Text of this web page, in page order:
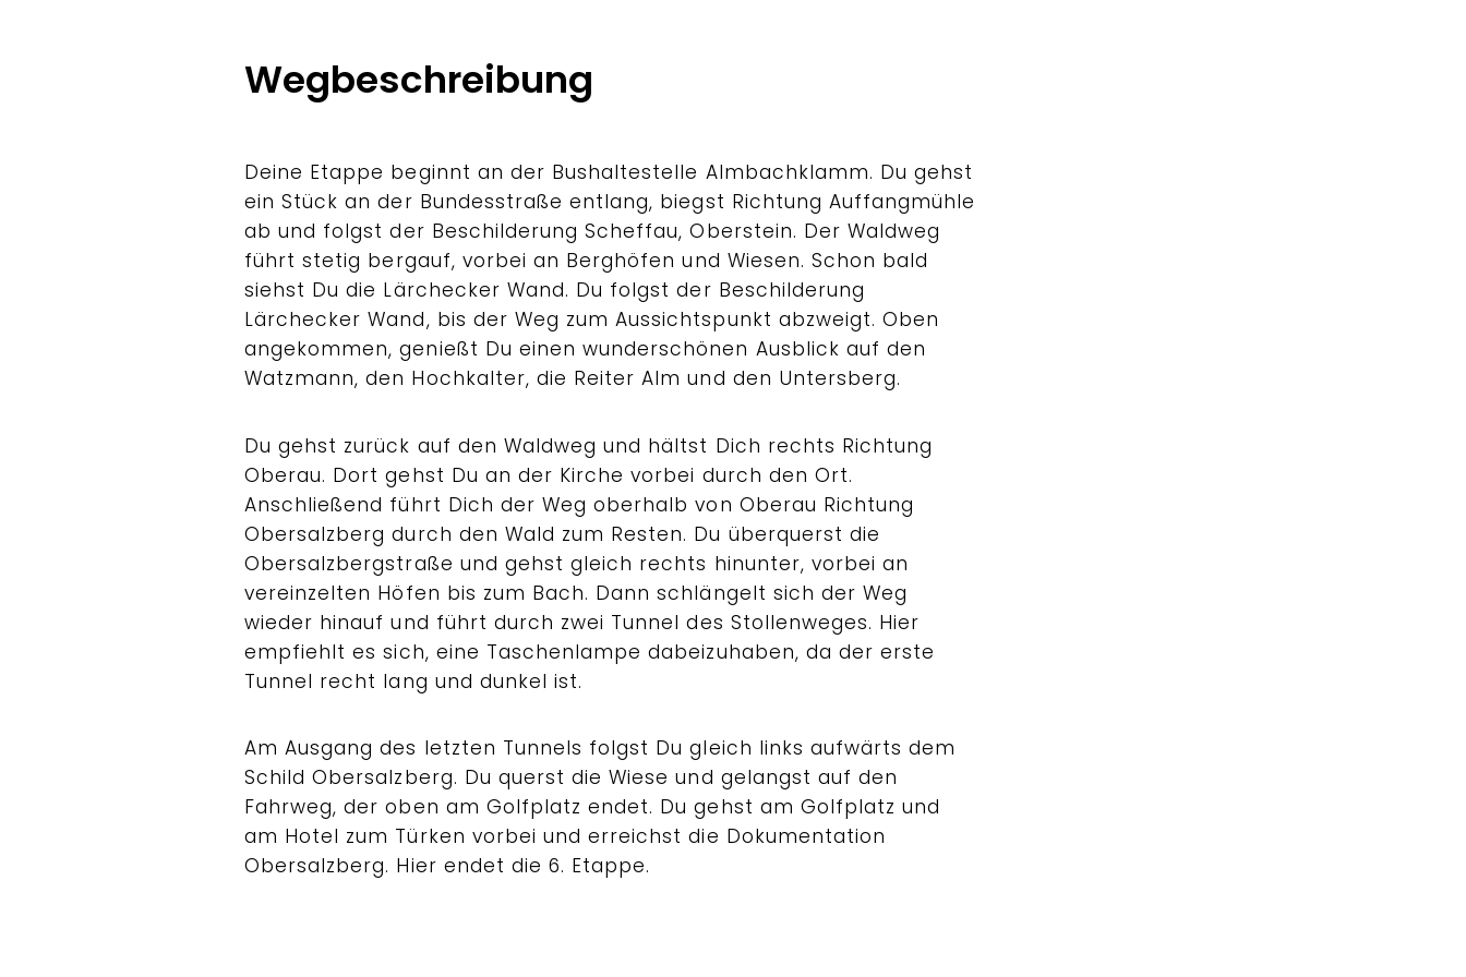
Wegbeschreibung
Deine Etappe beginnt an der Bushaltestelle Almbachklamm. Du gehst
ein Stück an der Bundesstraße entlang, biegst Richtung Auffangmühle
ab und folgst der Beschilderung Scheffau, Oberstein. Der Waldweg
führt stetig bergauf, vorbei an Berghöfen und Wiesen. Schon bald
siehst Du die Lärchecker Wand. Du folgst der Beschilderung
Lärchecker Wand, bis der Weg zum Aussichtspunkt abzweigt. Oben
angekommen, genießt Du einen wunderschönen Ausblick auf den
Watzmann, den Hochkalter, die Reiter Alm und den Untersberg.
Du gehst zurück auf den Waldweg und hältst Dich rechts Richtung
Oberau. Dort gehst Du an der Kirche vorbei durch den Ort.
Anschließend führt Dich der Weg oberhalb von Oberau Richtung
Obersalzberg durch den Wald zum Resten. Du überquerst die
Obersalzbergstraße und gehst gleich rechts hinunter, vorbei an
vereinzelten Höfen bis zum Bach. Dann schlängelt sich der Weg
wieder hinauf und führt durch zwei Tunnel des Stollenweges. Hier
empfiehlt es sich, eine Taschenlampe dabeizuhaben, da der erste
Tunnel recht lang und dunkel ist.
Am Ausgang des letzten Tunnels folgst Du gleich links aufwärts dem
Schild Obersalzberg. Du querst die Wiese und gelangst auf den
Fahrweg, der oben am Golfplatz endet. Du gehst am Golfplatz und
am Hotel zum Türken vorbei und erreichst die Dokumentation
Obersalzberg. Hier endet die 6. Etappe.